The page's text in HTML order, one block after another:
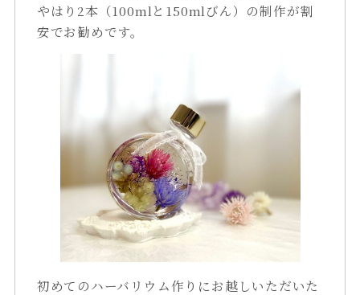
やはり2本（100mlと150mlびん）の制作が割
安でお勧めです。
初めてのハーバリウム作りにお越しいただいた